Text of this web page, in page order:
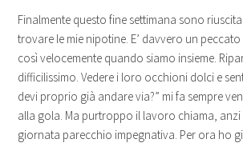
Finalmente questo fine settimana sono
trovare le mie nipotine. E’ davvero un
così velocemente quando siamo insieme.
difficilissimo. Vedere i loro occhioni dolci e
devi proprio già andare via?” mi fa sempre
alla gola. Ma purtroppo il lavoro chiama,
giornata parecchio impegnativa. Per ora ho